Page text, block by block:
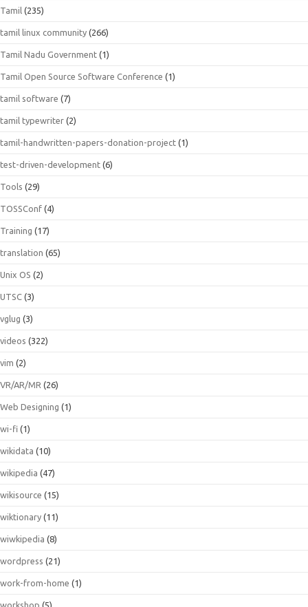
Tamil (235)
tamil linux community (266)
Tamil Nadu Government (1)
Tamil Open Source Software Conference (1)
tamil software (7)
tamil typewriter (2)
tamil-handwritten-papers-donation-project (1)
test-driven-development (6)
Tools (29)
TOSSConf (4)
Training (17)
translation (65)
Unix OS (2)
UTSC (3)
vglug (3)
videos (322)
vim (2)
VR/AR/MR (26)
Web Designing (1)
wi-fi (1)
wikidata (10)
wikipedia (47)
wikisource (15)
wiktionary (11)
wiwkipedia (8)
wordpress (21)
work-from-home (1)
workshop (5)